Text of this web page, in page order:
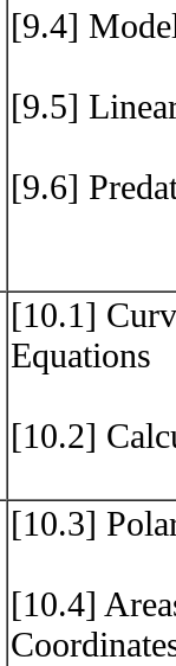
[9.4]
[9.5]
[9.6]
[10.1]
Equations
[10.2]
[10.3]
[10.4]